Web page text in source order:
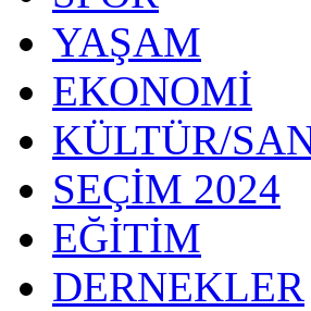
YAŞAM
EKONOMİ
KÜLTÜR/
SEÇİM 2024
EĞİTİM
DERNEKLER